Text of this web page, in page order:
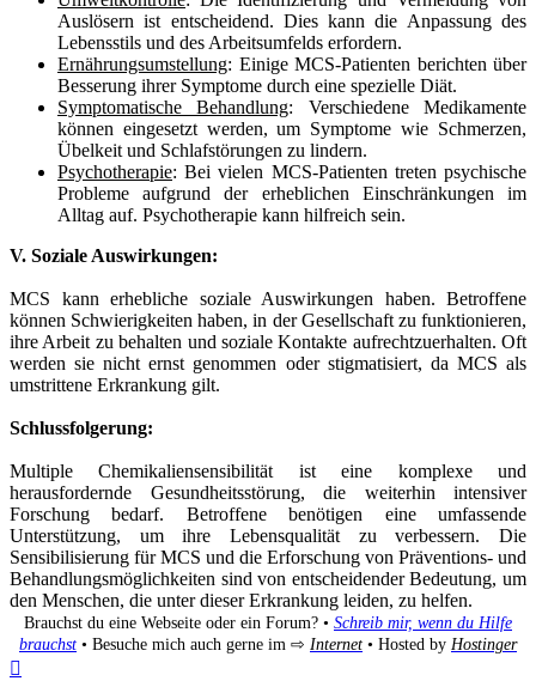
Auslösern ist entscheidend. Dies kann die Anpassung des
Lebensstils und des Arbeitsumfelds erfordern.
Ernährungsumstellung: Einige MCS-Patienten berichten über
Besserung ihrer Symptome durch eine spezielle Diät.
Symptomatische Behandlung: Verschiedene Medikamente
können eingesetzt werden, um Symptome wie Schmerzen,
Übelkeit und Schlafstörungen zu lindern.
Psychotherapie: Bei vielen MCS-Patienten treten psychische
Probleme aufgrund der erheblichen Einschränkungen im
Alltag auf. Psychotherapie kann hilfreich sein.
V. Soziale Auswirkungen:
MCS kann erhebliche soziale Auswirkungen haben. Betroffene
können Schwierigkeiten haben, in der Gesellschaft zu funktionieren,
ihre Arbeit zu behalten und soziale Kontakte aufrechtzuerhalten. Oft
werden sie nicht ernst genommen oder stigmatisiert, da MCS als
umstrittene Erkrankung gilt.
Schlussfolgerung:
Multiple Chemikaliensensibilität ist eine komplexe und
herausfordernde Gesundheitsstörung, die weiterhin intensiver
Forschung bedarf. Betroffene benötigen eine umfassende
Unterstützung, um ihre Lebensqualität zu verbessern. Die
Sensibilisierung für MCS und die Erforschung von Präventions- und
Behandlungsmöglichkeiten sind von entscheidender Bedeutung, um
den Menschen, die unter dieser Erkrankung leiden, zu helfen.
Brauchst du eine Webseite oder ein Forum? • Schreib mir, wenn du Hilfe
brauchst • Besuche mich auch gerne im ⇨ Internet • Hosted by Hostinger